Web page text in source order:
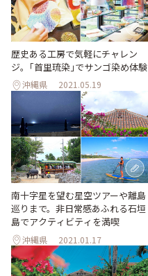
歴史ある工房で気軽にチャレン
ジ。｢首里琉染｣でサンゴ染め体験
沖縄県 2021.05.19
南十字星を望む星空ツアーや離島
巡りまで。非日常感あふれる石垣
島でアクティビティを満喫
沖縄県 2021.01.17